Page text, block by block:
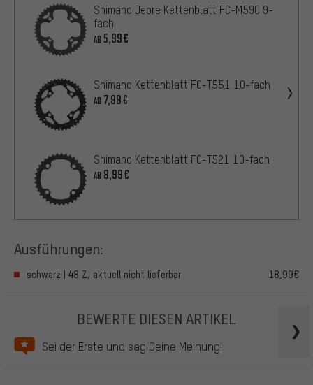
Shimano Deore Kettenblatt FC-M590 9-
fach
AB 5,99€
Shimano Kettenblatt FC-T551 10-fach
AB 7,99€
Shimano Kettenblatt FC-T521 10-fach
AB 8,99€
Ausführungen:
schwarz | 48 Z, aktuell nicht lieferbar 18,99€
BEWERTE DIESEN ARTIKEL
Sei der Erste und sag Deine Meinung!